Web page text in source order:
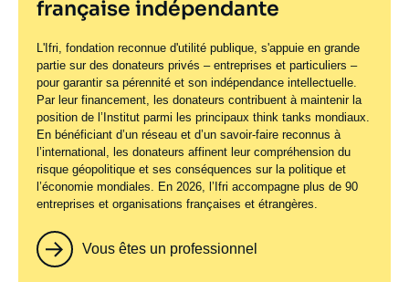
française indépendante
L'Ifri, fondation reconnue d'utilité publique, s'appuie en grande
partie sur des donateurs privés – entreprises et particuliers –
pour garantir sa pérennité et son indépendance intellectuelle.
Par leur financement, les donateurs contribuent à maintenir la
position de l’Institut parmi les principaux think tanks mondiaux.
En bénéficiant d’un réseau et d’un savoir-faire reconnus à
l’international, les donateurs affinent leur compréhension du
risque géopolitique et ses conséquences sur la politique et
l’économie mondiales. En 2026, l’Ifri accompagne plus de 90
entreprises et organisations françaises et étrangères.
Vous êtes un professionnel